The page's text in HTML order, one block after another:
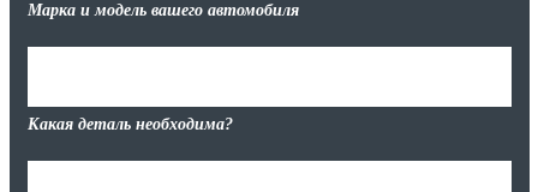
Марка и модель вашего автомобиля
Какая деталь необходима?